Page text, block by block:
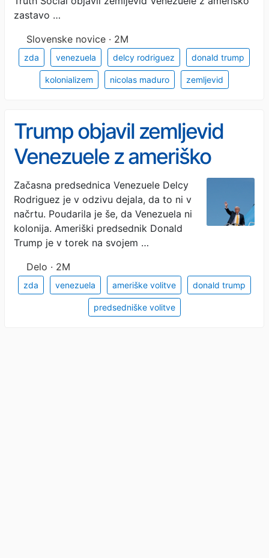
zastavo …
Slovenske novice · 2M
zda venezuela delcy rodriguez donald trump
kolonializem nicolas maduro zemljevid
Trump objavil zemljevid
Venezuele z ameriško
zastavo in pripisom 51
država ZDA
Začasna predsednica Venezuele Delcy
Rodriguez je v odzivu dejala, da to ni v
načrtu. Poudarila je še, da Venezuela ni
kolonija. Ameriški predsednik Donald
Trump je v torek na svojem …
Delo · 2M
zda venezuela ameriške volitve donald trump
predsedniške volitve